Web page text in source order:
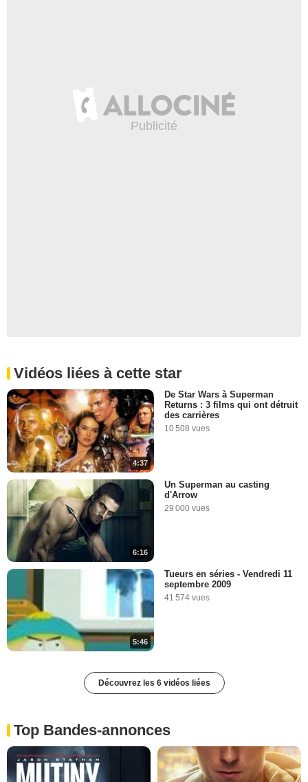
Vidéos liées à cette star
4:37
De Star Wars à Superman
Returns : 3 films qui ont détruit
des carrières
10 508 vues
6:16
Un Superman au casting
d'Arrow
29 000 vues
5:46
Tueurs en séries - Vendredi 11
septembre 2009
41 574 vues
Découvrez les 6 vidéos liées
Top Bandes-annonces